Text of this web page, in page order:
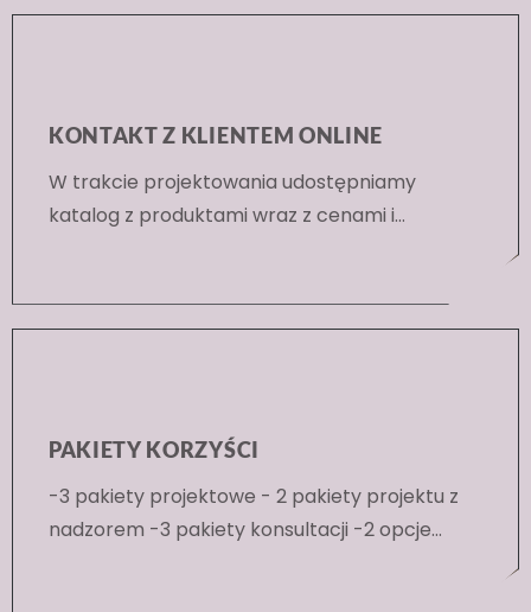
KONTAKT Z KLIENTEM ONLINE
W trakcie projektowania udostępniamy
katalog z produktami wraz z cenami i
PAKIETY KORZYŚCI
-3 pakiety projektowe - 2 pakiety projektu z
nadzorem -3 pakiety konsultacji -2 opcje